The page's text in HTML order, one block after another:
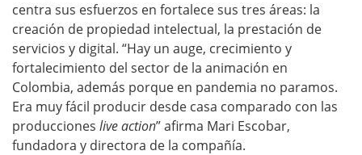
centra sus esfuerzos en fortalece sus tres áreas: la
creación de propiedad intelectual, la prestación de
servicios y digital. “Hay un auge, crecimiento y
fortalecimiento del sector de la animación en
Colombia, además porque en pandemia no paramos.
Era muy fácil producir desde casa comparado con las
producciones live action” afirma Mari Escobar,
fundadora y directora de la compañía.